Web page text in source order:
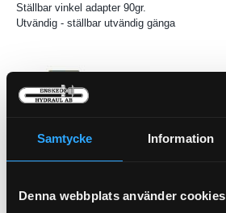
Samtycke Information
Denna webbplats använder cookies
Ställbar vinkel adapter 90gr.
Utvändig - ställbar utvändig gänga
P-NIPPEL BSP (1/2)